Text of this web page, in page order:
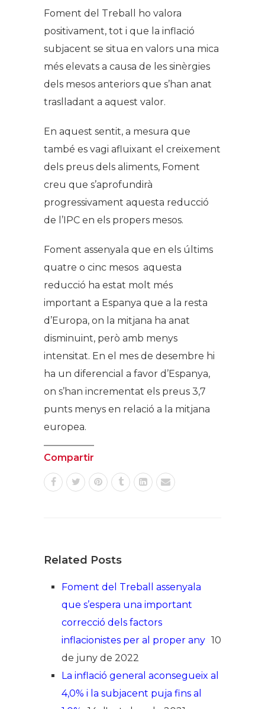
Foment del Treball ho valora
positivament, tot i que la inflació
subjacent se situa en valors una mica
més elevats a causa de les sinèrgies
dels mesos anteriors que s’han anat
traslladant a aquest valor.
En aquest sentit, a mesura que
també es vagi afluixant el creixement
dels preus dels aliments, Foment
creu que s’aprofundirà
progressivament aquesta reducció
de l’IPC en els propers mesos.
Foment assenyala que en els últims
quatre o cinc mesos aquesta
reducció ha estat molt més
important a Espanya que a la resta
d’Europa, on la mitjana ha anat
disminuint, però amb menys
intensitat. En el mes de desembre hi
ha un diferencial a favor d’Espanya,
on s’han incrementat els preus 3,7
punts menys en relació a la mitjana
europea.
Compartir
Related Posts
Foment del Treball assenyala
que s’espera una important
correcció dels factors
inflacionistes per al proper any 10
de juny de 2022
La inflació general aconsegueix al
4,0% i la subjacent puja fins al